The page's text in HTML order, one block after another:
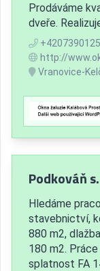
Prodáváme
dveře.
http://
Vranovice-
Podkováň
Hledáme
stavebnictví,
880 m2,
180 m2.
splatnost FA